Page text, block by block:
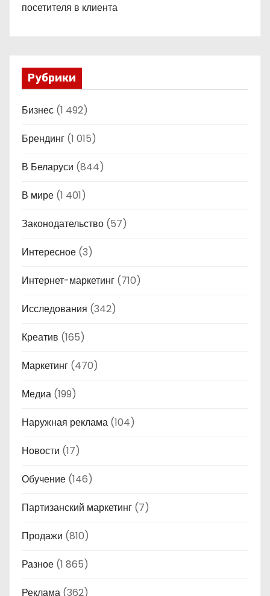
посетителя в клиента
Рубрики
Бизнес (1 492)
Брендинг (1 015)
В Беларуси (844)
В мире (1 401)
Законодательство (57)
Интересное (3)
Интернет-маркетинг (710)
Исследования (342)
Креатив (165)
Маркетинг (470)
Медиа (199)
Наружная реклама (104)
Новости (17)
Обучение (146)
Партизанский маркетинг (7)
Продажи (810)
Разное (1 865)
Реклама (362)